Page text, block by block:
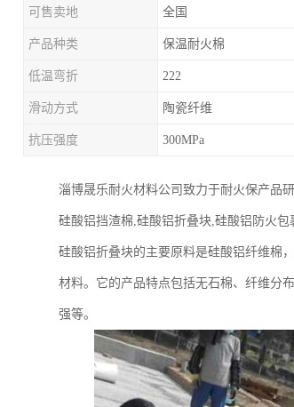
可售卖地 全国
产品种类 保温耐火棉
低温弯折 222
滑动方式 陶瓷纤维
抗压强度 300MPa
淄博晟乐耐火材料公司致力于耐火保产品
硅酸铝挡渣棉,硅酸铝折叠块,硅酸铝防火包
硅酸铝折叠块的主要原料是硅酸铝纤维棉
材料。它的产品特点包括无石棉、纤维分
强等。